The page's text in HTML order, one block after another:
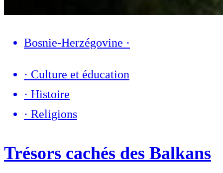
Bosnie-Herzégovine ·
· Culture et éducation
· Histoire
· Religions
Trésors cachés des Balkans